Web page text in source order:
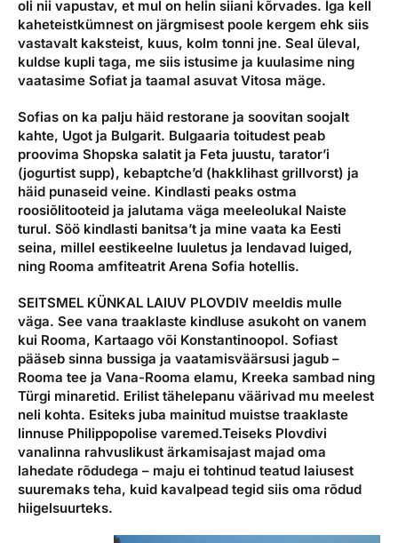
oli nii vapustav, et mul on helin siiani kõrvades. Iga kell
kaheteistkümnest on järgmisest poole kergem ehk siis
vastavalt kaksteist, kuus, kolm tonni jne. Seal üleval,
kuldse kupli taga, me siis istusime ja kuulasime ning
vaatasime Sofiat ja taamal asuvat Vitosa mäge.
Sofias on ka palju häid restorane ja soovitan soojalt
kahte, Ugot ja Bulgarit. Bulgaaria toitudest peab
proovima Shopska salatit ja Feta juustu, tarator’i
(jogurtist supp), kebaptche’d (hakklihast grillvorst) ja
häid punaseid veine. Kindlasti peaks ostma
roosiõlitooteid ja jalutama väga meeleolukal Naiste
turul. Söö kindlasti banitsa’t ja mine vaata ka Eesti
seina, millel eestikeelne luuletus ja lendavad luiged,
ning Rooma amfiteatrit Arena Sofia hotellis.
SEITSMEL KÜNKAL LAIUV PLOVDIV meeldis mulle
väga. See vana traaklaste kindluse asukoht on vanem
kui Rooma, Kartaago või Konstantinoopol. Sofiast
pääseb sinna bussiga ja vaatamisväärsusi jagub –
Rooma tee ja Vana-Rooma elamu, Kreeka sambad ning
Türgi minaretid. Erilist tähelepanu väärivad mu meelest
neli kohta. Esiteks juba mainitud muistse traaklaste
linnuse Philippopolise varemed.Teiseks Plovdivi
vanalinna rahvuslikust ärkamisajast majad oma
lahedate rõdudega – maju ei tohtinud teatud laiusest
suuremaks teha, kuid kavalpead tegid siis oma rõdud
hiigelsuurteks.